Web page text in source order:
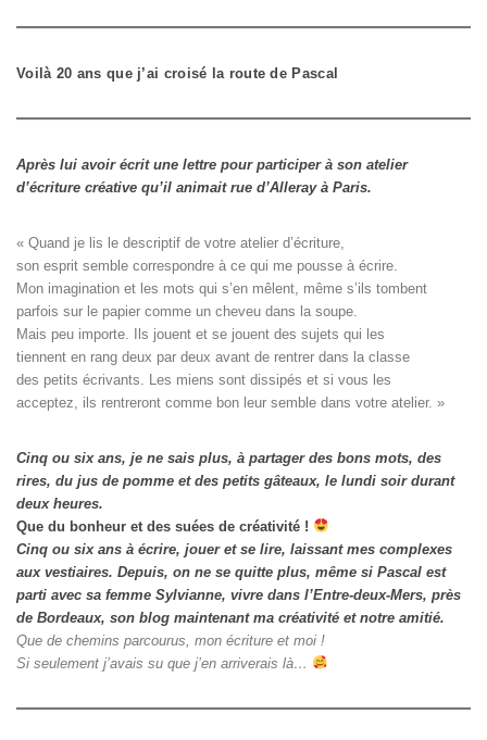
Voilà 20 ans que j’ai croisé la route de Pascal
Après lui avoir écrit une lettre pour participer à son atelier
d’écriture créative qu’il animait rue d’Alleray à Paris.
« Quand je lis le descriptif de votre atelier d’écriture,
son esprit semble correspondre à ce qui me pousse à écrire.
Mon imagination et les mots qui s’en mêlent, même s’ils tombent
parfois sur le papier comme un cheveu dans la soupe.
Mais peu importe. Ils jouent et se jouent des sujets qui les
tiennent en rang deux par deux avant de rentrer dans la classe
des petits écrivants. Les miens sont dissipés et si vous les
acceptez, ils rentreront comme bon leur semble dans votre atelier. »
Cinq ou six ans, je ne sais plus, à partager des bons mots, des
rires, du jus de pomme et des petits gâteaux, le lundi soir durant
deux heures.
Que du bonheur et des suées de créativité !
Cinq ou six ans à écrire, jouer et se lire, laissant mes complexes
aux vestiaires. Depuis, on ne se quitte plus, même si Pascal est
parti avec sa femme Sylvianne, vivre dans l’Entre-deux-Mers, près
de Bordeaux, son blog maintenant ma créativité et notre amitié.
Que de chemins parcourus, mon écriture et moi !
Si seulement j’avais su que j’en arriverais là…